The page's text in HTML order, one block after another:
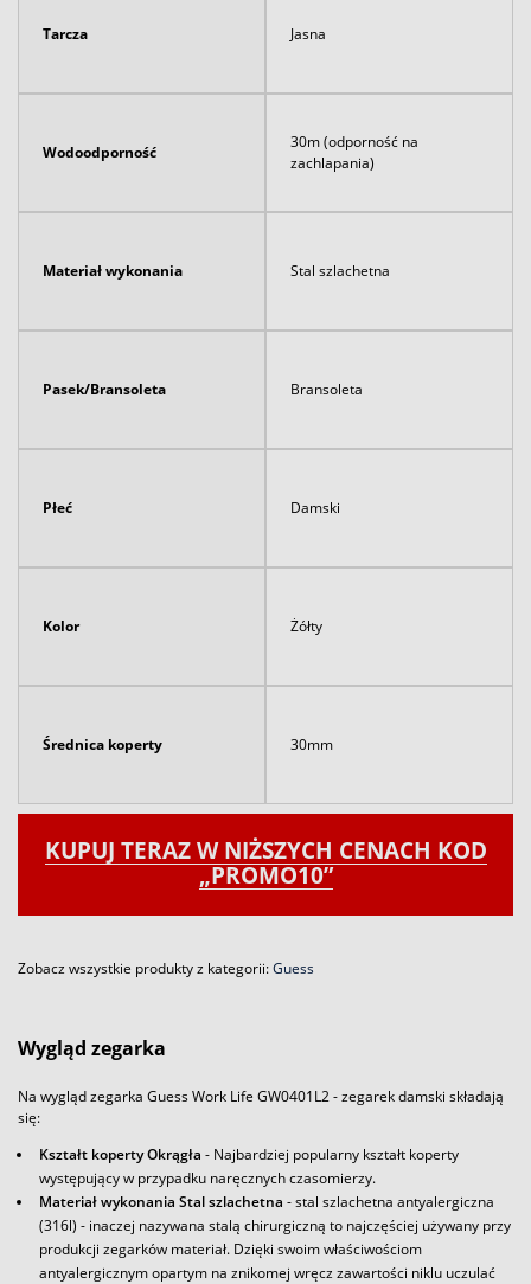
Tarcza Jasna
Wodoodporność
30m (odporność na
zachlapania)
Materiał wykonania Stal szlachetna
Pasek/Bransoleta Bransoleta
Płeć Damski
Kolor Żółty
Średnica koperty 30mm
KUPUJ TERAZ W NIŻSZYCH CENACH KOD
„PROMO10”
Zobacz wszystkie produkty z kategorii:Guess
Wygląd zegarka
Na wygląd zegarka Guess Work Life GW0401L2 - zegarek damski składają
się:
Kształt koperty Okrągła - Najbardziej popularny kształt koperty
występujący w przypadku naręcznych czasomierzy.
Materiał wykonania Stal szlachetna - stal szlachetna antyalergiczna
(316l) - inaczej nazywana stalą chirurgiczną to najczęściej używany przy
produkcji zegarków materiał. Dzięki swoim właściwościom
antyalergicznym opartym na znikomej wręcz zawartości niklu uczulać